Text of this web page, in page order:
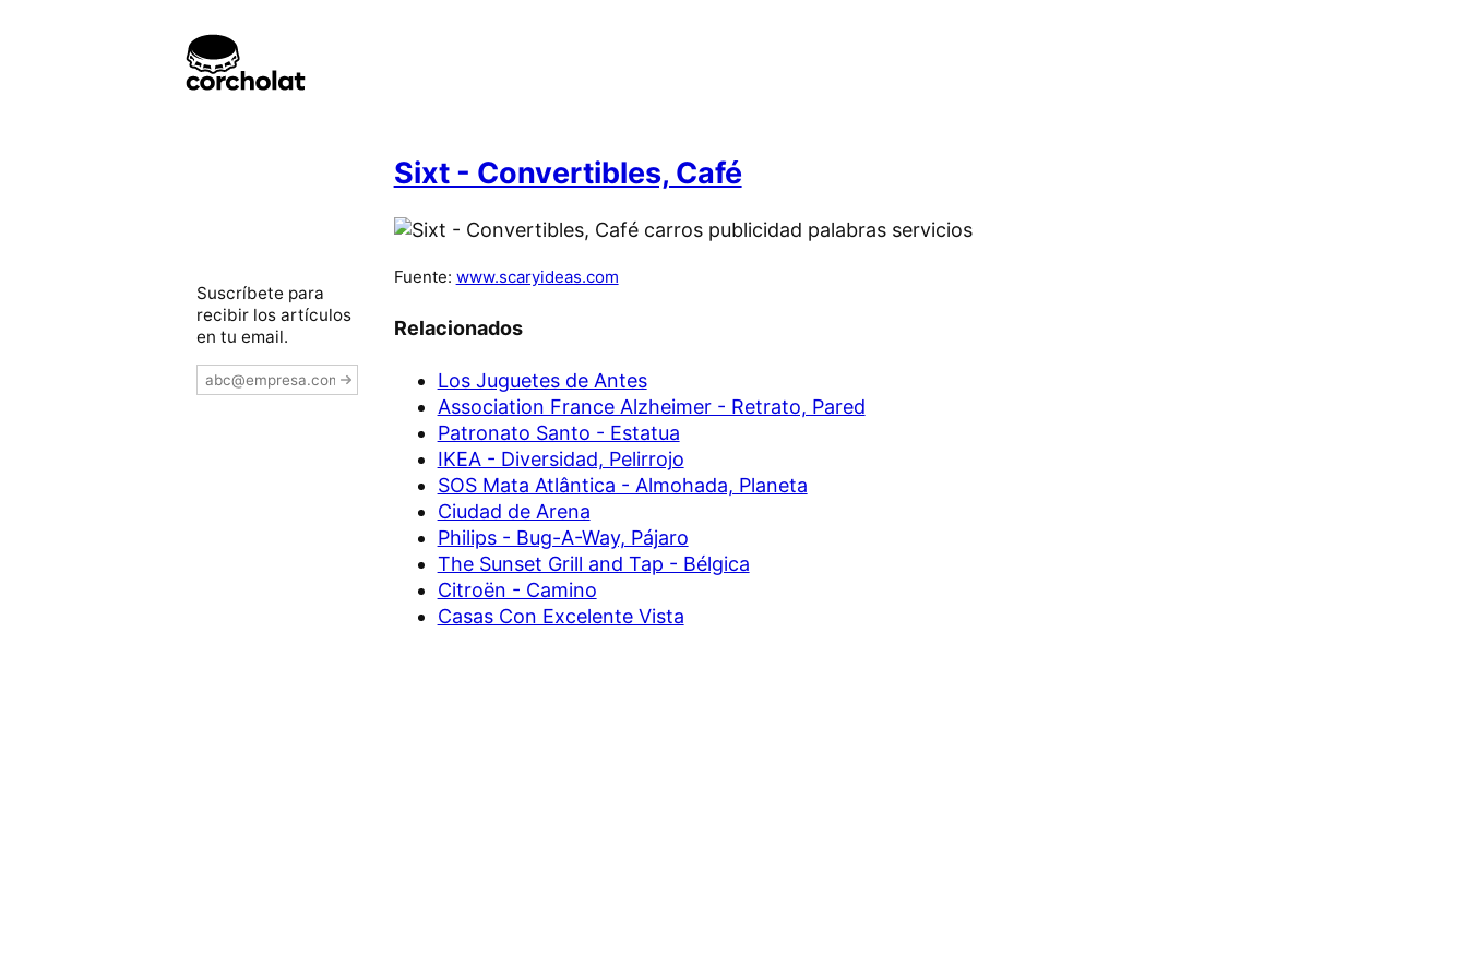
Sixt - Convertibles, Café
Fuente: www.scaryideas.com
Relacionados
Los Juguetes de Antes
Association France Alzheimer - Retrato, Pared
Patronato Santo - Estatua
IKEA - Diversidad, Pelirrojo
SOS Mata Atlântica - Almohada, Planeta
Ciudad de Arena
Philips - Bug-A-Way, Pájaro
The Sunset Grill and Tap - Bélgica
Citroën - Camino
Casas Con Excelente Vista
Suscríbete para
recibir los artículos
en tu email.